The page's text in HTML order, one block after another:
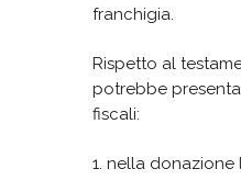
franchigia.
Rispetto al
potrebbe
fiscali:
1. nella donazione